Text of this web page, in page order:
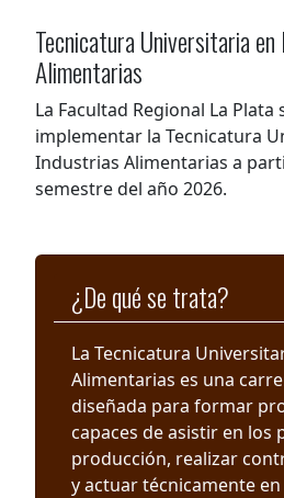
Tecnicatura Universitaria
Alimentarias
La Facultad Regional La
implementar la Tecnicatura
Industrias Alimentarias a
semestre del año 2026.
¿De qué se trata?
La Tecnicatura
Alimentarias es una
diseñada para formar
capaces de asistir en los
producción, realizar
y actuar técnicamente